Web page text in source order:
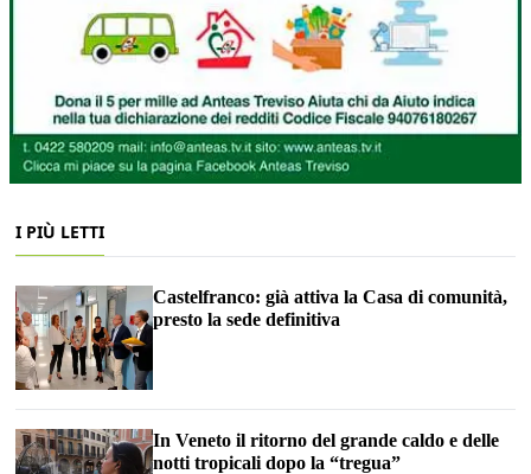
I PIÙ LETTI
Castelfranco: già attiva la Casa di comunità,
presto la sede definitiva
In Veneto il ritorno del grande caldo e delle
notti tropicali dopo la “tregua”